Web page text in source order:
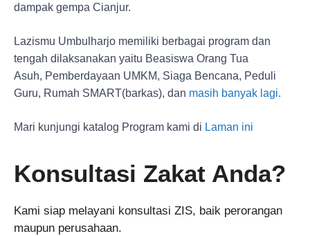
dampak gempa Cianjur.
Lazismu Umbulharjo memiliki berbagai program dan
tengah dilaksanakan yaitu Beasiswa Orang Tua
Asuh, Pemberdayaan UMKM, Siaga Bencana, Peduli
Guru, Rumah SMART(barkas), dan masih banyak lagi.
Mari kunjungi katalog Program kami di Laman ini
Konsultasi Zakat Anda?
Kami siap melayani konsultasi ZIS, baik perorangan
maupun perusahaan.